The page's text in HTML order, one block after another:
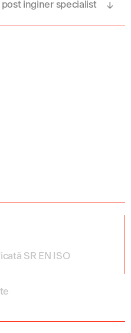
inginer specialist
SR EN ISO